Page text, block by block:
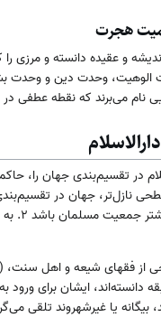
هجرت
و عقیده دانسته و مرزی
نام می‌برند که نقطه عطفی
در تقسیم‌بندی جهان را،
نازل‌تر، جهان در
دانسته‌اند، ایشان برای ورود به
یا غیرشهروند تلقی می‌گردد